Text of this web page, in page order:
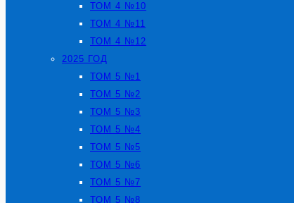
ТОМ 4 №10
ТОМ 4 №11
ТОМ 4 №12
2025 ГОД
ТОМ 5 №1
ТОМ 5 №2
ТОМ 5 №3
ТОМ 5 №4
ТОМ 5 №5
ТОМ 5 №6
ТОМ 5 №7
ТОМ 5 №8